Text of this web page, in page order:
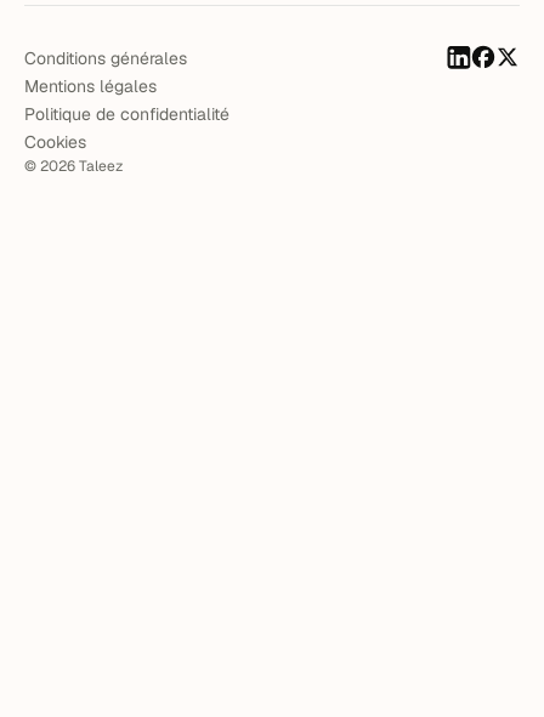
©2026Taleez
Conditions générales
Mentions légales
Politique de confidentialité
Cookies